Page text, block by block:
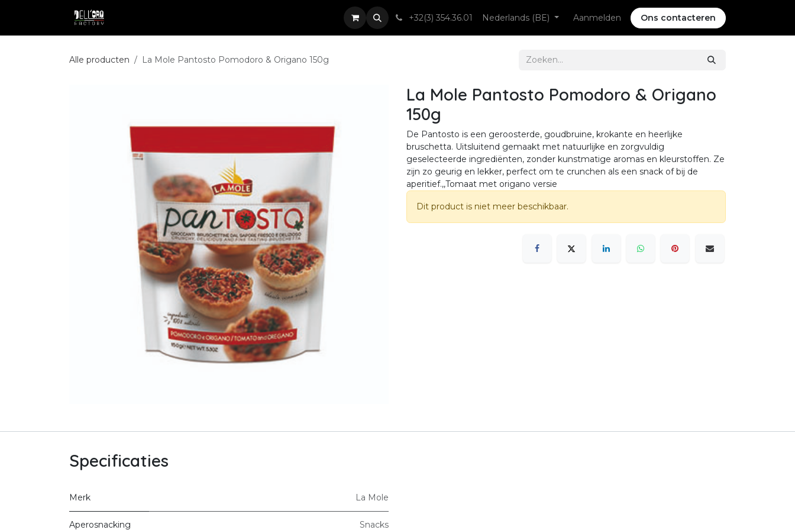
Nieuws & Events Contact+32(3) 354.36.01 Nederlands (BE) Aanmelden Ons contacteren
Alle producten La Mole Pantosto Pomodoro & Origano 150g
La Mole Pantosto Pomodoro & Origano
150g
De Pantosto is een geroosterde, goudbruine, krokante en heerlijke
bruschetta. Uitsluitend gemaakt met natuurlijke en zorgvuldig
geselecteerde ingrediënten, zonder kunstmatige aromas en kleurstoffen. Ze
zijn zo geurig en lekker, perfect om te crunchen als een snack of bij de
aperitief.,,Tomaat met origano versie
Dit product is niet meer beschikbaar.
Specificaties
Merk La Mole
Aperosnacking Snacks